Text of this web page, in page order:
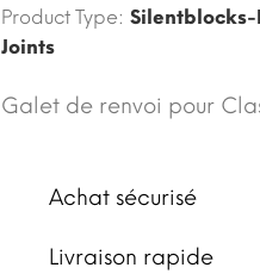
Product Type: Silentblocks-
Joints
Galet de renvoi pour
Achat sécurisé
Livraison rapide